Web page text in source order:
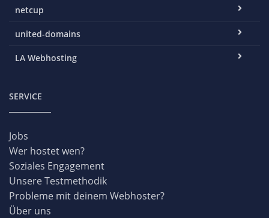
netcup
united-domains
LA Webhosting
SERVICE
Jobs
Wer hostet wen?
Soziales Engagement
Unsere Testmethodik
Probleme mit deinem Webhoster?
Über uns